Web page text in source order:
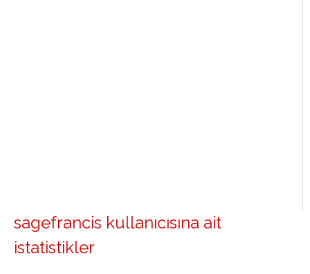
sagefrancis kullanıcısına ait
istatistikler